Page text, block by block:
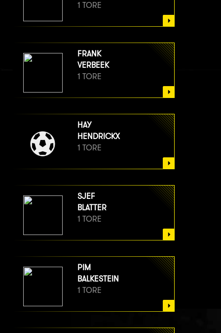
1 TORE
FRANK
VERBEEK
1 TORE
HAY
HENDRICKX
1 TORE
SJEF
BLATTER
1 TORE
PIM
BALKESTEIN
1 TORE